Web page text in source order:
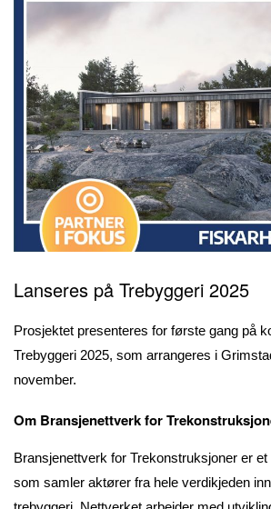
Lanseres på Trebyggeri 2025
Prosjektet presenteres for første gang på
Trebyggeri 2025, som arrangeres i
november.
Om Bransjenettverk for
Bransjenettverk for Trekonstruksjoner er
som samler aktører fra hele verdikjeden